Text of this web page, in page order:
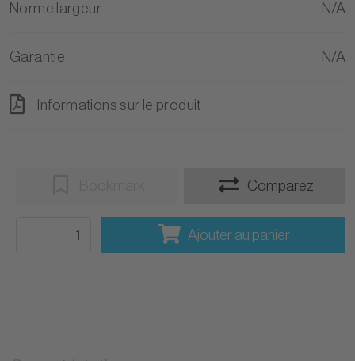
Norme largeur N/A
Garantie N/A
Informations sur le produit
Comparez
Ajouter au panier